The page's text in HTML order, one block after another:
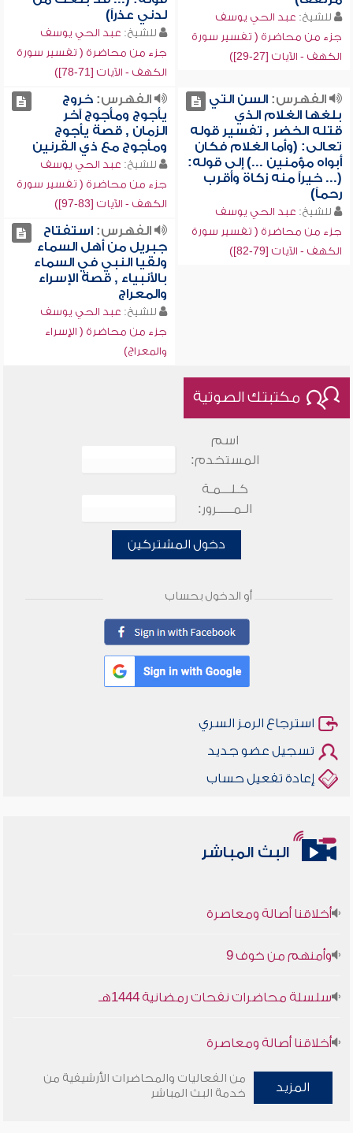
للشيخ: عبد الحي يوسف
جزء من محاضرة ( تفسير سورة
الكهف - الآيات [27-29])
لدني عذراً)
للشيخ: عبد الحي يوسف
جزء من محاضرة ( تفسير سورة
الكهف - الآيات [71-78])
الفهرس:السن التي
بلغها الغلام الذي
قتله الخضر , تفسير قوله
تعالى: (وأما الغلام فكان
أبواه مؤمنين ...) إلى قوله:
(... خيراً منه زكاة وأقرب
رحماً)
للشيخ: عبد الحي يوسف
جزء من محاضرة ( تفسير سورة
الكهف - الآيات [79-82])
الفهرس:خروج
يأجوج ومأجوج آخر
الزمان , قصة يأجوج
ومأجوج مع ذي القرنين
للشيخ: عبد الحي يوسف
جزء من محاضرة ( تفسير سورة
الكهف - الآيات [83-97])
الفهرس:استفتاح
جبريل من أهل السماء
ولقيا النبي في السماء
بالأنبياء , قصة الإسراء
والمعراج
للشيخ: عبد الحي يوسف
جزء من محاضرة ( الإسراء
والمعراج)
مكتبتك الصوتية
اسم
المستخدم:
كـلـــمـة
الـمـــــرور:
دخول المشتركين
أو الدخول بحساب
استرجاع الرمز السري
تسجيل عضو جديد
إعادة تفعيل حساب
البث المباشر
أخلاقنا أصالة ومعاصرة
وأمنهم من خوف 9
سلسلة محاضرات نفحات رمضانية 1444هـ
أخلاقنا أصالة ومعاصرة
وأمنهم من خوف 9
المزيد
من الفعاليات والمحاضرات الأرشيفية من
خدمة البث المباشر